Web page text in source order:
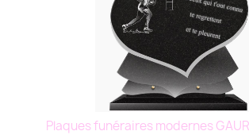
Plaques funéraires modernes